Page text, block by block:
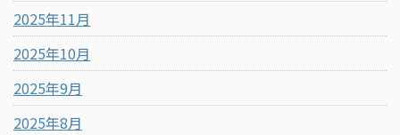
2025年11月
2025年10月
2025年9月
2025年8月